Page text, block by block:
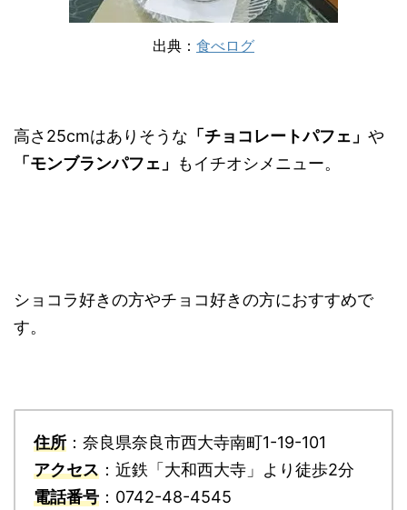
出典： 食べログ
高さ25cmはありそうな 「チョコレートパフェ」 や
「モンブランパフェ」
もイチオシメニュー。
ショコラ好きの方やチョコ好きの方におすすめで
す。
住所 ：奈良県奈良市西大寺南町1-19-101
アクセス ：近鉄「大和西大寺」より徒歩2分
電話番号 ：0742-48-4545